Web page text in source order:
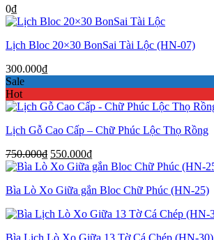
0₫
Lịch Bloc 20×30 BonSai Tài Lộc (HN-07)
300.000₫
Sale
Hot
Lịch Gỗ Cao Cấp – Chữ Phúc Lộc Thọ Rồng
750.000₫ Giá
gốc
750.000₫.
550.000₫Giá
hiện
là:
Bìa Lò Xo Giữa gắn Bloc Chữ Phúc (HN-25)